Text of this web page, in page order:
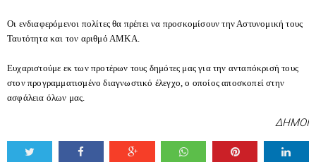
Οι ενδιαφερόμενοι πολίτες θα πρέπει να προσκομίσουν την Αστυνομική τους
Ταυτότητα και τον αριθμό ΑΜΚΑ.
Ευχαριστούμε εκ των προτέρων τους δημότες μας για την ανταπόκρισή τους
στον προγραμματισμένο διαγνωστικό έλεγχο, ο οποίος αποσκοπεί στην
ασφάλεια όλων μας.
ΔΗΜΟΙ